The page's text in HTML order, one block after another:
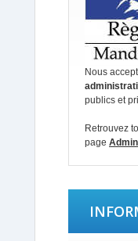
Nous
publics et
Retrouvez
page